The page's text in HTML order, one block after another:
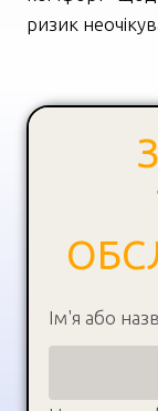
ризик
Ім'я або